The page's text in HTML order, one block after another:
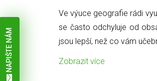
NAPIŠTE NÁM
Ve výuce geografie rádi
se často odchyluje od
jsou lepší, než co vám
Zobrazit více